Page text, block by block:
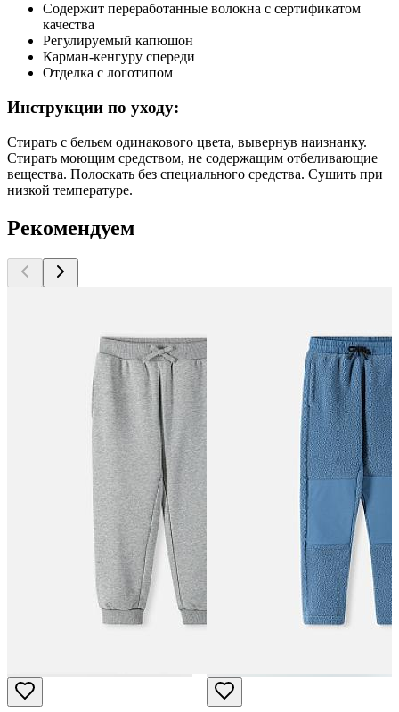
Содержит переработанные волокна с сертификатом
качества
Регулируемый капюшон
Карман-кенгуру спереди
Отделка с логотипом
Инструкции по уходу:
Стирать с бельем одинакового цвета, вывернув наизнанку.
Стирать моющим средством, не содержащим отбеливающие
вещества. Полоскать без специального средства. Сушить при
низкой температуре.
Рекомендуем